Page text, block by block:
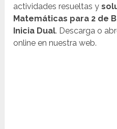
actividades resueltas y
Matemáticas para 2 de
Inicia Dual. Descarga o
online en nuestra web.